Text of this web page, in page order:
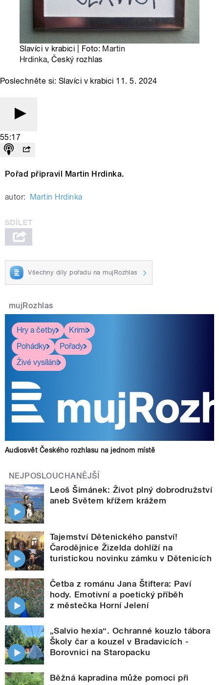
Slavíci v krabici | Foto: Martin
Hrdinka, Český rozhlas
Poslechněte si: Slavíci v krabici 11. 5. 2024
55:17
Pořad připravil Martin Hrdinka.
autor: Martin Hrdinka
Všechny díly pořadu na mujRozhlas
mujRozhlas
Hry a četby
Krimi
Pohádky
Pořady
Živé vysílání
Audiosvět Českého rozhlasu na jednom místě
NEJPOSLOUCHANĚJŠÍ
Leoš Šimánek: Život plný dobrodružství
aneb Světem křížem krážem
Tajemství Dětenického panství!
Čarodějnice Žizelda dohlíží na
turistickou novinku zámku v Dětenicích
Četba z románu Jana Štiftera: Paví
hody. Emotivní a poetický příběh
z městečka Horní Jelení
„Salvio hexia“. Ochranné kouzlo tábora
Školy čar a kouzel v Bradavicích -
Borovnici na Staropacku
Běžná kapradina může pomoci při